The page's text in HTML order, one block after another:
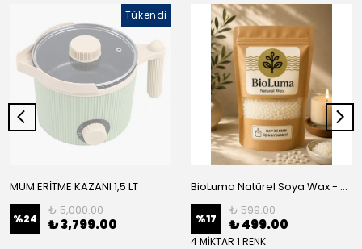
Tükendi
MUM ERİTME KAZANI 1,5 LT
%24
₺ 5,000.00
₺ 3,799.00
BioLuma Natürel Soya Wax - Kap İçi Mum
%17
₺ 599.00
₺ 499.00
4 MİKTAR 1 RENK